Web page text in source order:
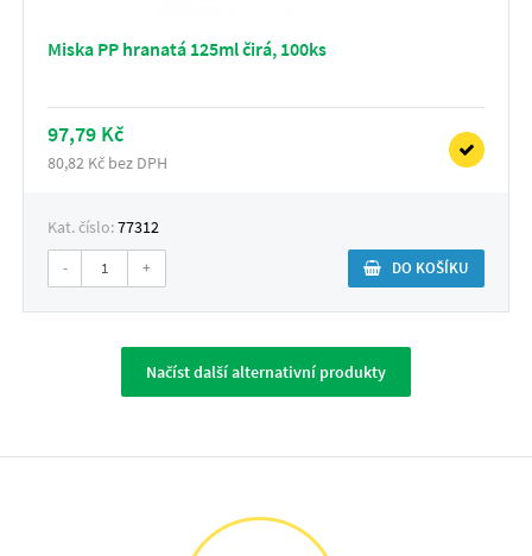
Miska PP hranatá 125ml čirá, 100ks
97,79 Kč
80,82 Kč bez DPH
Kat. číslo:77312
- + DO KOŠÍKU
Načíst další alternativní produkty